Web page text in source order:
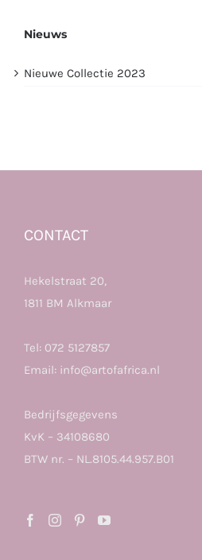
Nieuws
Nieuwe Collectie 2023
CONTACT
Hekelstraat 20,
1811 BM Alkmaar
Tel: 072 5127857
Email: info@artofafrica.nl
Bedrijfsgegevens
KvK – 34108680
BTW nr. – NL.8105.44.957.B01